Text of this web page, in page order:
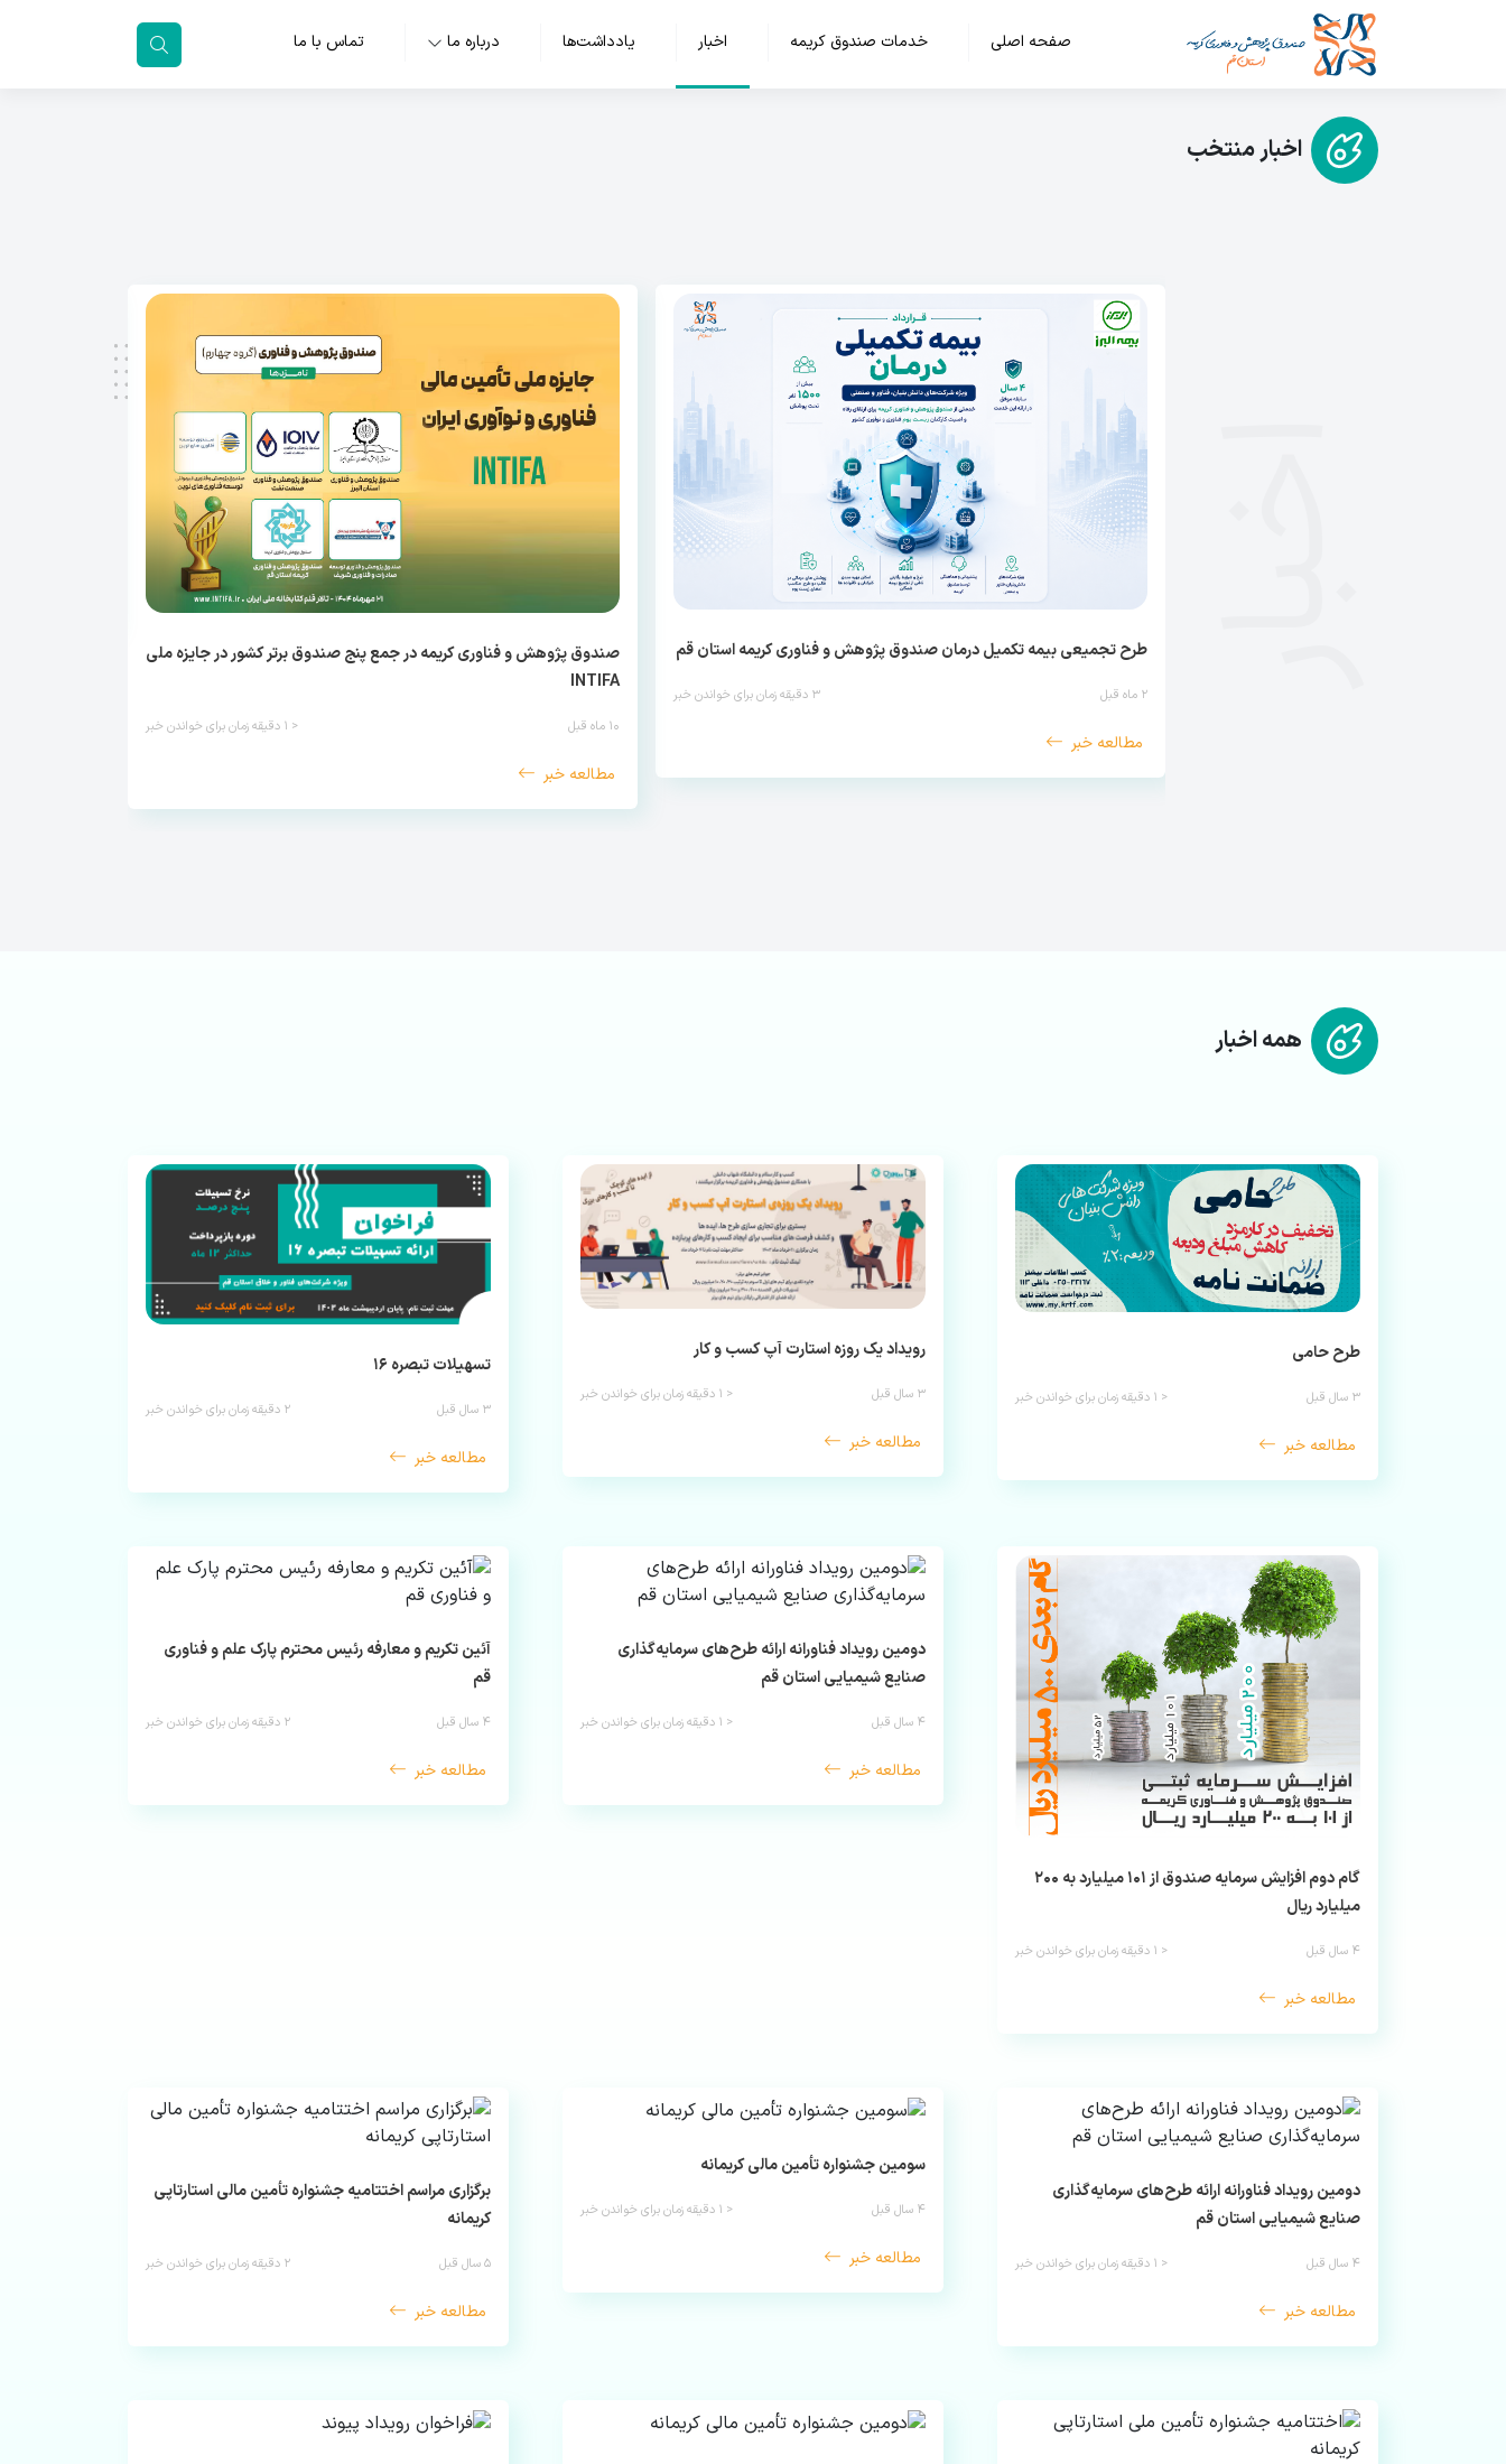
صفحه اصلی خدمات صندوق کریمه اخبار یادداشت‌ها درباره ما تماس با ما
اخبار منتخب
طرح تجمیعی بیمه تکمیل درمان صندوق پژوهش و فناوری کریمه استان قم
۲ ماه قبل ۳ دقیقه زمان برای خواندن خبر
مطالعه خبر
صندوق پژوهش و فناوری کریمه در جمع پنج صندوق برتر کشور در جایزه ملی
INTIFA
۱۰ ماه قبل < ۱ دقیقه زمان برای خواندن خبر
مطالعه خبر
همه اخبار
طرح حامی
۳ سال قبل < ۱ دقیقه زمان برای خواندن خبر
مطالعه خبر
رویداد یک روزه استارت آپ کسب و کار
۳ سال قبل < ۱ دقیقه زمان برای خواندن خبر
مطالعه خبر
تسهیلات تبصره ۱۶
۳ سال قبل ۲ دقیقه زمان برای خواندن خبر
مطالعه خبر
گام دوم افزایش سرمایه صندوق از ۱۰۱ میلیارد به ۲۰۰
میلیارد ریال
۴ سال قبل < ۱ دقیقه زمان برای خواندن خبر
مطالعه خبر
دومین رویداد فناورانه ارائه طرح‌های سرمایه‌گذاری
صنایع شیمیایی استان قم
۴ سال قبل < ۱ دقیقه زمان برای خواندن خبر
مطالعه خبر
آئین تکریم و معارفه رئیس محترم پارک علم و فناوری
قم
۴ سال قبل ۲ دقیقه زمان برای خواندن خبر
مطالعه خبر
دومین رویداد فناورانه ارائه طرح‌های سرمایه‌گذاری
صنایع شیمیایی استان قم
۴ سال قبل < ۱ دقیقه زمان برای خواندن خبر
مطالعه خبر
سومین جشنواره تأمین مالی کریمانه
۴ سال قبل < ۱ دقیقه زمان برای خواندن خبر
مطالعه خبر
برگزاری مراسم اختتامیه جشنواره تأمین مالی استارتاپی
کریمانه
۵ سال قبل ۲ دقیقه زمان برای خواندن خبر
مطالعه خبر